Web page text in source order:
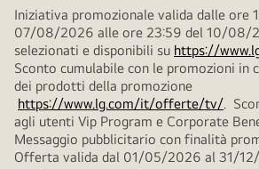
Iniziativa promozionale valida dalle ore
07/08/2026 alle ore 23:59 del 10/08/
selezionati e disponibili su https://
Sconto cumulabile con le promozioni in
dei prodotti della promozione
https://www.lg.com/it/offerte/tv/.
agli utenti Vip Program e Corporate
Messaggio pubblicitario con finalità
Offerta valida dal 01/05/2026 al 31/